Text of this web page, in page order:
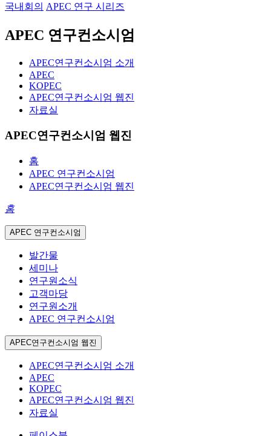
국내회의 APEC 연구 시리즈
APEC 연구컨소시엄
APEC연구컨소시엄 소개
APEC
KOPEC
APEC연구컨소시엄 웹진
자료실
APEC연구컨소시엄 웹진
홈
APEC 연구컨소시엄
APEC연구컨소시엄 웹진
홈
APEC 연구컨소시엄
발간물
세미나
연구원소식
고객마당
연구원소개
APEC 연구컨소시엄
APEC연구컨소시엄 웹진
APEC연구컨소시엄 소개
APEC
KOPEC
APEC연구컨소시엄 웹진
자료실